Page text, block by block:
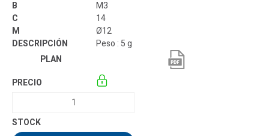
M3
14
Ø12
Peso : 5 g